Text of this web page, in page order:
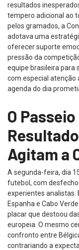
resultados
tempero adicional ao
pelos gramados, a
adotava uma
oferecer suporte
pressão da
equipe brasileira para
com especial atenção
agenda do dia
O
Agitam a
A segunda-feira, dia
futebol, com
experientes analistas.
Espanha e Cabo
placar que destoou
europeia. O mesmo
confronto entre
contrariando a